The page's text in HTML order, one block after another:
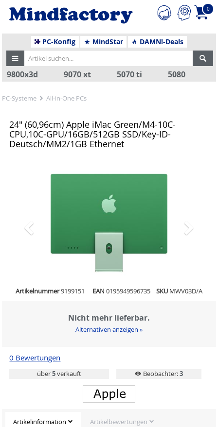
0
PC-Konfig MindStar DAMN!-Deals
9800x3d 9070 xt 5070 ti 5080
PC-Systeme All-in-One PCs
24" (60,96cm) Apple iMac Green/M4-10C-
CPU,10C-GPU/16GB/512GB SSD/Key-ID-
Deutsch/MM2/1GB Ethernet
Zurück
Artikelnummer9199151 EAN 0195949596735 SKU MWV03D/A
Nicht mehr lieferbar.
Alternativen anzeigen »
0 Bewertungen
über5verkauft Beobachter:3
Artikelinformation Artikelbewertungen